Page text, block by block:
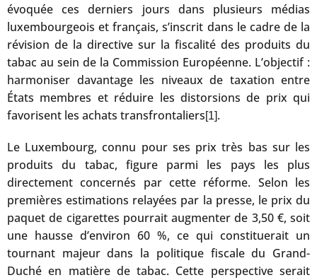
évoquée ces derniers jours dans plusieurs médias
luxembourgeois et français, s’inscrit dans le cadre de la
révision de la directive sur la fiscalité des produits du
tabac au sein de la Commission Européenne. L’objectif :
harmoniser davantage les niveaux de taxation entre
États membres et réduire les distorsions de prix qui
favorisent les achats transfrontaliers[1].
Le Luxembourg, connu pour ses prix très bas sur les
produits du tabac, figure parmi les pays les plus
directement concernés par cette réforme. Selon les
premières estimations relayées par la presse, le prix du
paquet de cigarettes pourrait augmenter de 3,50 €, soit
une hausse d’environ 60 %, ce qui constituerait un
tournant majeur dans la politique fiscale du Grand-
Duché en matière de tabac. Cette perspective serait